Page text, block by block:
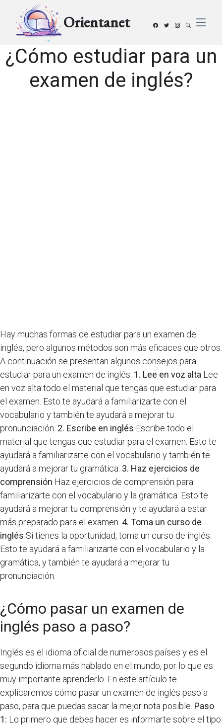
Orientanet
¿Cómo estudiar para un
examen de inglés?
Hay muchas formas de estudiar para un examen de
inglés, pero algunos métodos son más eficaces que otros.
A continuación se presentan algunos consejos para
estudiar para un examen de inglés: 1. Lee en voz alta Lee
en voz alta todo el material que tengas que estudiar para
el examen. Esto te ayudará a familiarizarte con el
vocabulario y también te ayudará a mejorar tu
pronunciación. 2. Escribe en inglés Escribe todo el
material que tengas que estudiar para el examen. Esto te
ayudará a familiarizarte con el vocabulario y también te
ayudará a mejorar tu gramática. 3. Haz ejercicios de
comprensión Haz ejercicios de comprensión para
familiarizarte con el vocabulario y la gramática. Esto te
ayudará a mejorar tu comprensión y te ayudará a estar
más preparado para el examen. 4. Toma un curso de
inglés Si tienes la oportunidad, toma un curso de inglés.
Esto te ayudará a familiarizarte con el vocabulario y la
gramática, y también te ayudará a mejorar tu
pronunciación.
¿Cómo pasar un examen de
inglés paso a paso?
Inglés es el idioma oficial de numerosos países y es el
segundo idioma más hablado en el mundo, por lo que es
muy importante aprenderlo. En este artículo te
explicaremos cómo pasar un examen de inglés paso a
paso, para que puedas sacar la mejor nota posible. Paso
1: Lo primero que debes hacer es informarte sobre el tipo